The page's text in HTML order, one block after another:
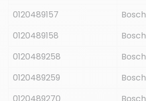
0120489157
Bosch
0120489158
Bosch
0120489258
Bosch
0120489259
Bosch
0120489270
Bosch